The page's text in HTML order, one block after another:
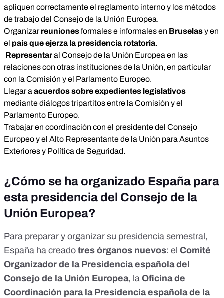
apliquen correctamente el reglamento interno y los métodos
de trabajo del Consejo de la Unión Europea.
Organizarreunionesformales e informales en Bruselasy en
el país que ejerza la presidencia rotatoria.
Representaral Consejo de la Unión Europea en las
relaciones con otras instituciones de la Unión, en particular
con la Comisión y el Parlamento Europeo.
Llegar a acuerdos sobre expedientes legislativos
mediante diálogos tripartitos entre la Comisión y el
Parlamento Europeo.
Trabajar en coordinación con el presidente del Consejo
Europeo y el Alto Representante de la Unión para Asuntos
Exteriores y Política de Seguridad.
¿Cómo se ha organizado España para
esta presidencia del Consejo de la
Unión Europea?
Para preparar y organizar su presidencia semestral,
España ha creado tres órganos nuevos: el Comité
Organizador de la Presidencia española del
Consejo de la Unión Europea, la Oficina de
Coordinación para la Presidencia española de la